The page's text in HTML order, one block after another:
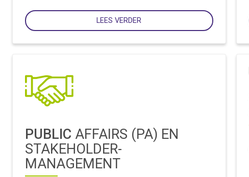
LEES VERDER
PUBLIC AFFAIRS (PA) EN
STAKEHOLDER-
MANAGEMENT